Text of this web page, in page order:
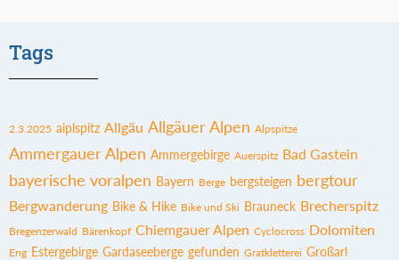
Tags
2.3.2025 aiplspitz Allgäu Allgäuer Alpen Alpspitze
Ammergauer Alpen Ammergebirge Auerspitz Bad Gastein
bayerische voralpen Bayern Berge bergsteigen bergtour
Bergwanderung Bike & Hike Bike und Ski Brauneck Brecherspitz
Bregenzerwald Bärenkopf Chiemgauer Alpen Cyclocross Dolomiten
Eng Estergebirge Gardaseeberge gefunden Gratkletterei Großarl